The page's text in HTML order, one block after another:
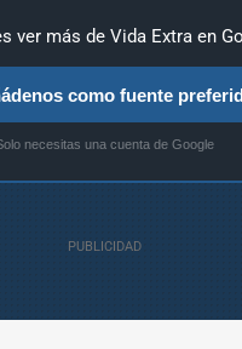
Y TRUCOS PC SONY
ver más de Vida Extra en
como fuente
necesitas una cuenta de Google